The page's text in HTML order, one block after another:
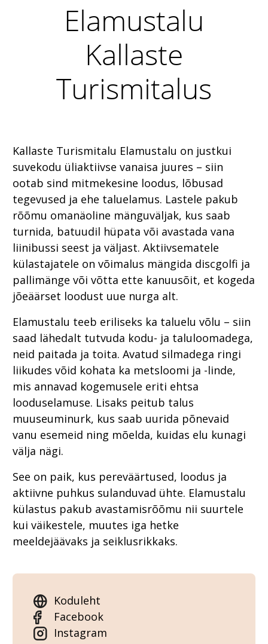
Elamustalu
Kallaste
Turismitalus
Kallaste Turismitalu Elamustalu on justkui
suvekodu üliaktiivse vanaisa juures – siin
ootab sind mitmekesine loodus, lõbusad
tegevused ja ehe taluelamus. Lastele pakub
rõõmu omanäoline mänguväljak, kus saab
turnida, batuudil hüpata või avastada vana
liinibussi seest ja väljast. Aktiivsematele
külastajatele on võimalus mängida discgolfi ja
pallimänge või võtta ette kanuusõit, et kogeda
jõeäärset loodust uue nurga alt.
Elamustalu teeb eriliseks ka taluelu võlu – siin
saad lähedalt tutvuda kodu- ja taluloomadega,
neid paitada ja toita. Avatud silmadega ringi
liikudes võid kohata ka metsloomi ja -linde,
mis annavad kogemusele eriti ehtsa
looduselamuse. Lisaks peitub talus
muuseuminurk, kus saab uurida põnevaid
vanu esemeid ning mõelda, kuidas elu kunagi
välja nägi.
See on paik, kus pereväärtused, loodus ja
aktiivne puhkus sulanduvad ühte. Elamustalu
külastus pakub avastamisrõõmu nii suurtele
kui väikestele, muutes iga hetke
meeldejäävaks ja seiklusrikkaks.
Koduleht
Facebook
Instagram